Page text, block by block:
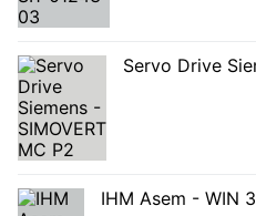
Servo Drive
IHM Asem - WIN